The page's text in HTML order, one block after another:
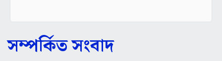
সম্পর্কিত সংবাদ